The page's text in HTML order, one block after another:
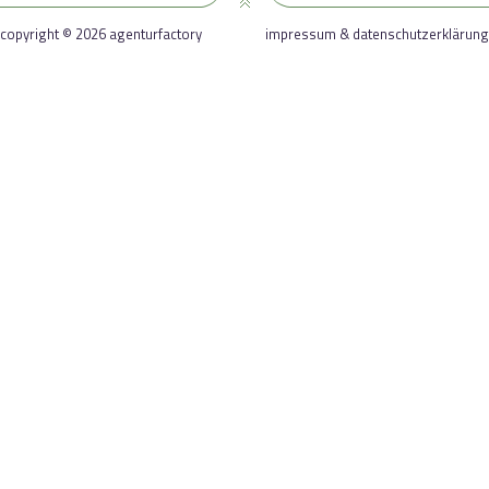
copyright © 2026 agenturfactory impressum & datenschutzerklärung